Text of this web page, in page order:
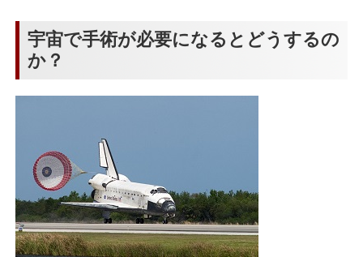
宇宙で手術が必要になるとどうするの
か？